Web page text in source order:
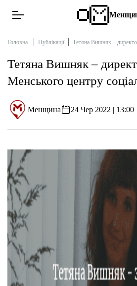
Новини
Інтерв’ю
Публікації
Про нас
Бюджет
Тендери
Довідник
Підтримати
Головна Публікації Тетяна Вишняк –
Тетяна Вишняк –
Менського центру
Менщина 24 Чер 2022 | 13:00